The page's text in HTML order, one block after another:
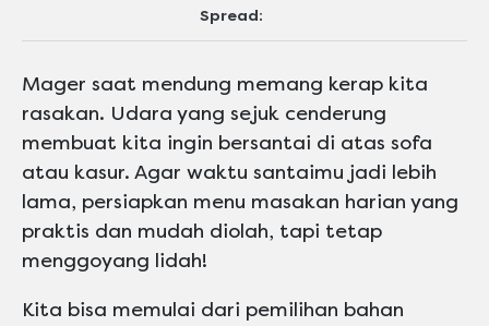
Spread:
Mager saat mendung memang kerap kita
rasakan. Udara yang sejuk cenderung
membuat kita ingin bersantai di atas sofa
atau kasur. Agar waktu santaimu jadi lebih
lama, persiapkan menu masakan harian yang
praktis dan mudah diolah, tapi tetap
menggoyang lidah!
Kita bisa memulai dari pemilihan bahan